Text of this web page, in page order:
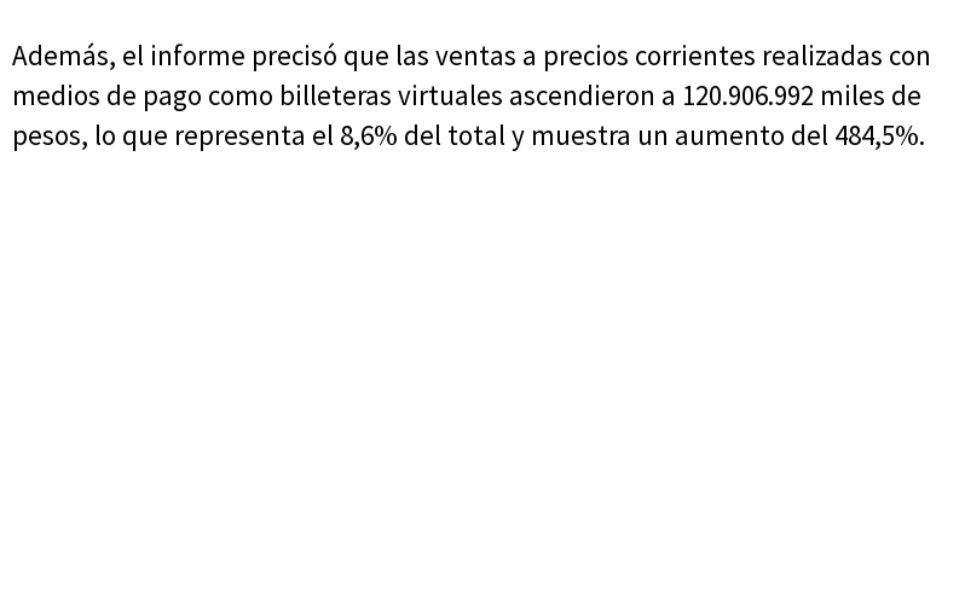
Además, el informe precisó que las ventas a precios corrientes realizadas con
medios de pago como billeteras virtuales ascendieron a 120.906.992 miles de
pesos, lo que representa el 8,6% del total y muestra un aumento del 484,5%.